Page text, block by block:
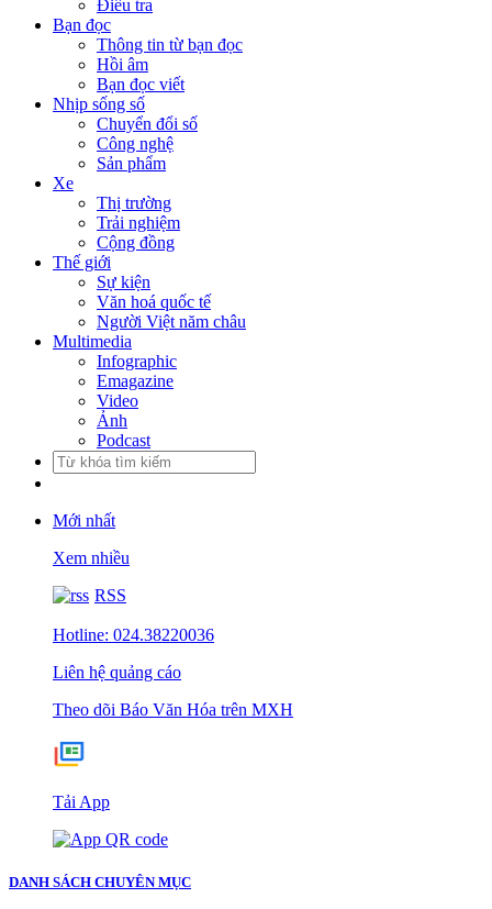
Điều tra
Bạn đọc
Thông tin từ bạn đọc
Hồi âm
Bạn đọc viết
Nhịp sống số
Chuyển đổi số
Công nghệ
Sản phẩm
Xe
Thị trường
Trải nghiệm
Cộng đồng
Thế giới
Sự kiện
Văn hoá quốc tế
Người Việt năm châu
Multimedia
Infographic
Emagazine
Video
Ảnh
Podcast
Mới nhất
Xem nhiều
RSS
Hotline: 024.38220036
Liên hệ quảng cáo
Theo dõi Báo Văn Hóa trên MXH
Tải App
DANH SÁCH CHUYÊN MỤC